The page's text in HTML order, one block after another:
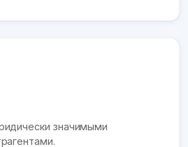
значимыми